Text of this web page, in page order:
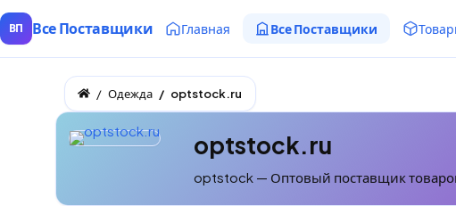
ВП Все Поставщики Главная Все Поставщики
Одежда optstock.ru
optstock.ru
optstock — Оптовый поставщик